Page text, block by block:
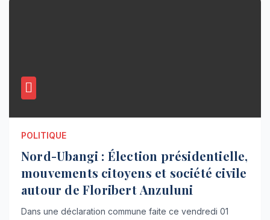
POLITIQUE
Nord-Ubangi : Élection présidentielle,
mouvements citoyens et société civile
autour de Floribert Anzuluni
Dans une déclaration commune faite ce vendredi 01